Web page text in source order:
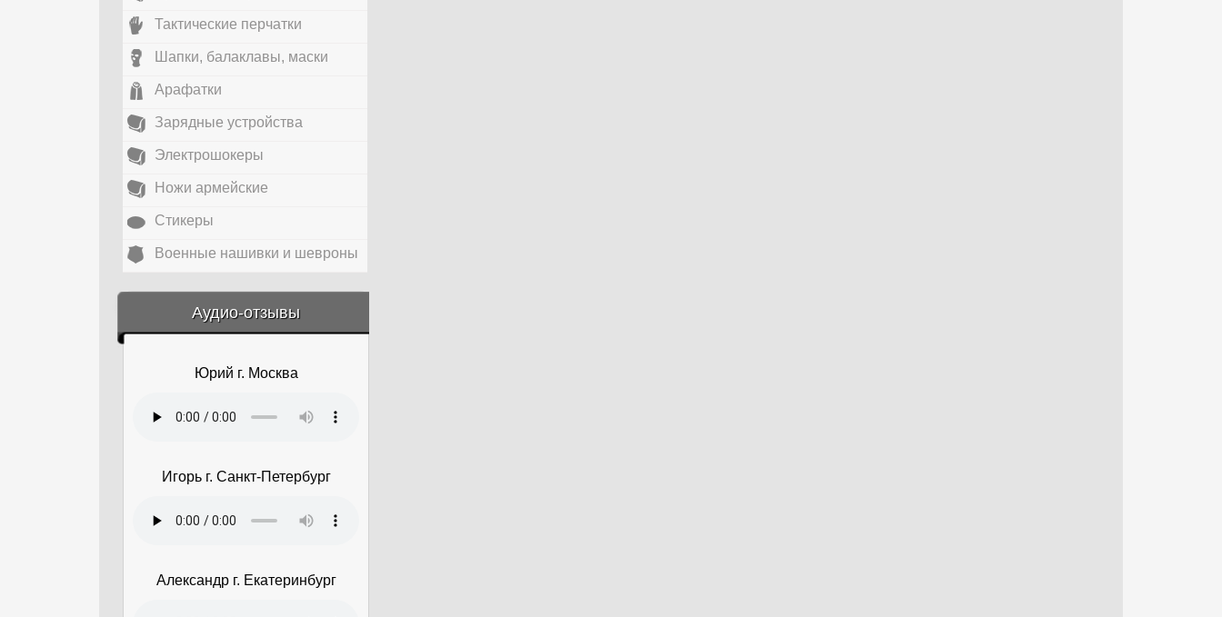
Тактические перчатки
Шапки, балаклавы, маски
Арафатки
Зарядные устройства
Электрошокеры
Ножи армейские
Стикеры
Военные нашивки и шевроны
Аудио-отзывы
&amp;nbsp;
Юрий г. Москва
Игорь г. Санкт-Петербург
Александр г. Екатеринбург